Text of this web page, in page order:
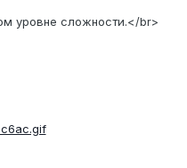
уровне сложности.</br>